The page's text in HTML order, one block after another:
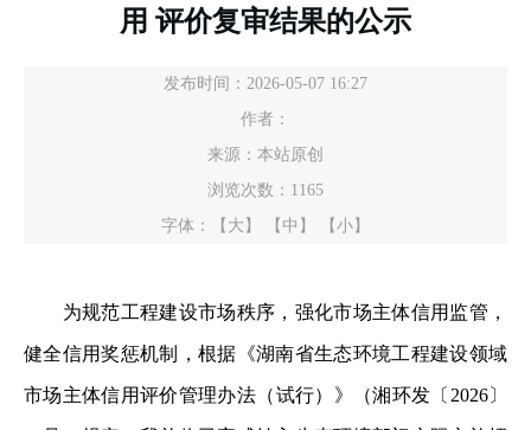
用 评价复审结果的公示
发布时间：2026-05-07 16:27
作者：
来源：本站原创
浏览次数： 1165
字体：
【大】 【中】 【小】
为规范工程建设市场秩序，强化市场主体信用监管，
健全信用奖惩机制，根据《湖南省生态环境工程建设领域
市场主体信用评价管理办法（试行）》（湘环发〔2026〕